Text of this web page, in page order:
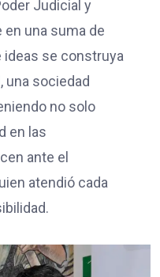
Judicial y
en una suma de
ideas se construya
una sociedad
no solo
en las
ante el
atendió cada